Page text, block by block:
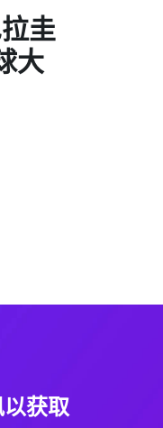
圭
大
获取